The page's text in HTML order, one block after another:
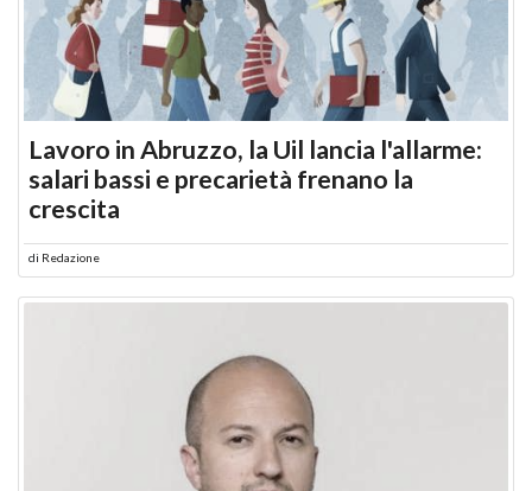
Lavoro in Abruzzo, la Uil lancia l'allarme:
salari bassi e precarietà frenano la
crescita
di Redazione